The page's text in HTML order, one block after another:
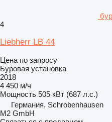
4
Liebherr LB 44
Цена по запросу
Буровая установка
2018
4 450 м/ч
Мощность 505 кВт (687 л.с.)
Германия, Schrobenhausen
M2 GmbH